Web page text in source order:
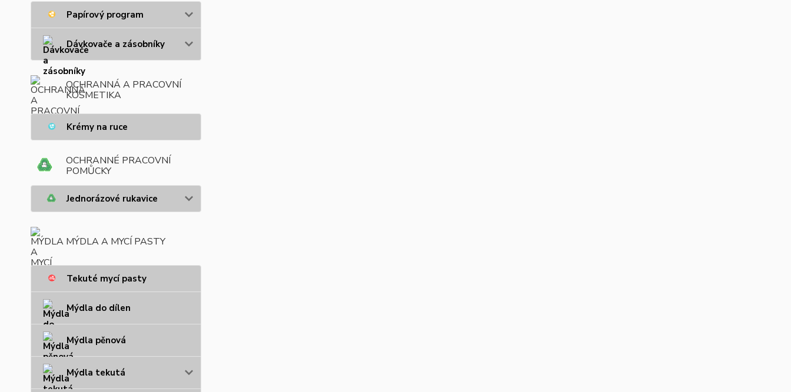
Papírový program
Dávkovače a zásobníky
OCHRANNÁ A PRACOVNÍ
KOSMETIKA
Krémy na ruce
OCHRANNÉ PRACOVNÍ
POMŮCKY
Jednorázové rukavice
MÝDLA A MYCÍ PASTY
Tekuté mycí pasty
Mýdla do dílen
Mýdla pěnová
Mýdla tekutá